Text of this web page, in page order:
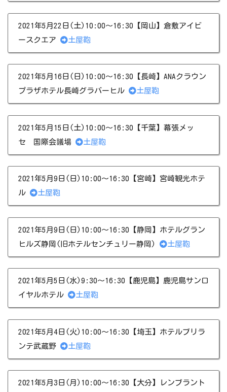
2021年5月22日(土)10:00～16:30【岡山】倉敷アイビ
ースクエア
土屋鞄
2021年5月16日(日)10:00～16:30【長崎】ANAクラウン
プラザホテル長崎グラバーヒル
土屋鞄
2021年5月15日(土)10:00～16:30【千葉】幕張メッ
セ 国際会議場
土屋鞄
2021年5月9日(日)10:00～16:30【宮崎】宮崎観光ホテ
ル
土屋鞄
2021年5月9日(日)10:00～16:30【静岡】ホテルグラン
ヒルズ静岡(旧ホテルセンチュリー静岡)
土屋鞄
2021年5月5日(水)9:30～16:30【鹿児島】鹿児島サンロ
イヤルホテル
土屋鞄
2021年5月4日(火)10:00～16:30【埼玉】ホテルブリラ
ンテ武蔵野
土屋鞄
2021年5月3日(月)10:00～16:30【大分】レンブラント